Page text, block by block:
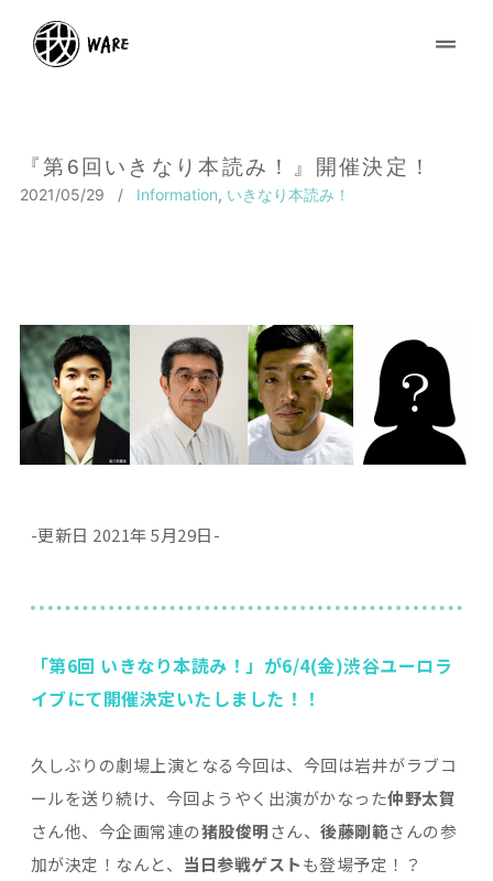
『第6回いきなり本読み！』開催決定！
2021/05/29 / Information, いきなり本読み！
-更新日 2021年 5月29日-
「第6回 いきなり本読み！」が6/4(金)渋谷ユーロラ
イブにて開催決定いたしました！！
久しぶりの劇場上演となる今回は、今回は岩井がラブコ
ールを送り続け、今回ようやく出演がかなった仲野太賀
さん他、今企画常連の猪股俊明さん、後藤剛範さんの参
加が決定！なんと、 当日参戦ゲストも登場予定！？